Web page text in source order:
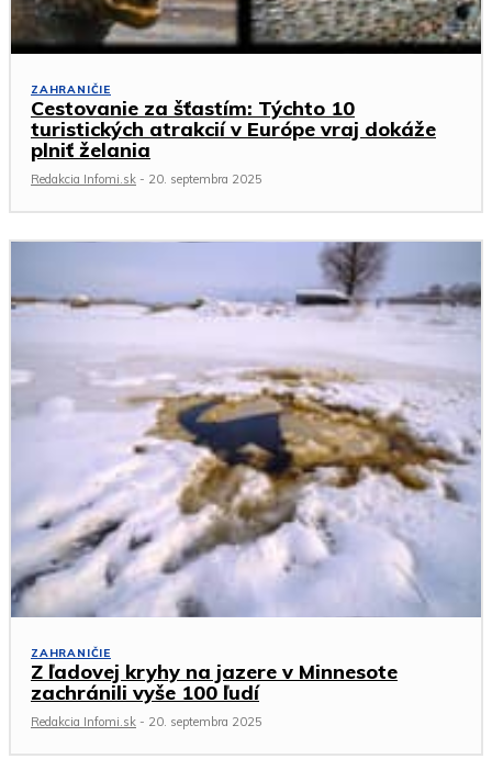
ZAHRANIČIE
Cestovanie za šťastím: Týchto 10
turistických atrakcií v Európe vraj dokáže
plniť želania
Redakcia Infomi.sk - 20. septembra 2025
ZAHRANIČIE
Z ľadovej kryhy na jazere v Minnesote
zachránili vyše 100 ľudí
Redakcia Infomi.sk - 20. septembra 2025